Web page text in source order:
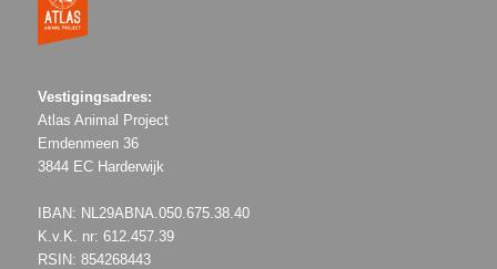
Vestigingsadres:
Atlas Animal Project
Emdenmeen 36
3844 EC Harderwijk
IBAN: NL29ABNA.050.675.38.40
K.v.K. nr: 612.457.39
RSIN: 854268443